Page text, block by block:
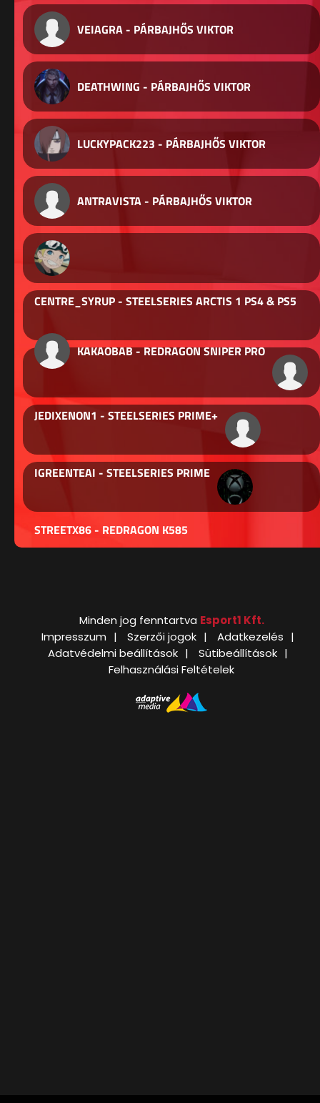
VEIAGRA - PÁRBAJHŐS VIKTOR
DEATHWING - PÁRBAJHŐS VIKTOR
LUCKYPACK223 - PÁRBAJHŐS VIKTOR
ANTRAVISTA - PÁRBAJHŐS VIKTOR
CENTRE_SYRUP - STEELSERIES ARCTIS 1 PS4 & PS5
KAKAOBAB - REDRAGON SNIPER PRO
JEDIXENON1 - STEELSERIES PRIME+
IGREENTEAI - STEELSERIES PRIME
STREETX86 - REDRAGON K585
Minden jog fenntartva Esport1 Kft.
Impresszum
Szerzői jogok
Adatkezelés
Adatvédelmi beállítások
Sütibeállítások
Felhasználási Feltételek